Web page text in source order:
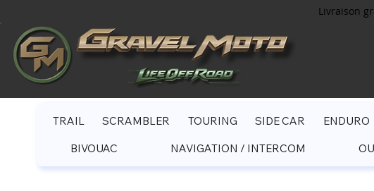
Livraison
TRAIL SCRAMBLER TOURING SIDE CAR ENDURO
BIVOUAC NAVIGATION / INTERCOM